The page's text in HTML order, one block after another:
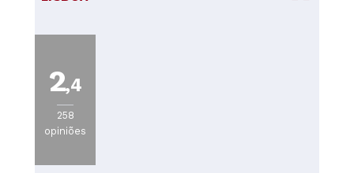
2,4
258
opiniões